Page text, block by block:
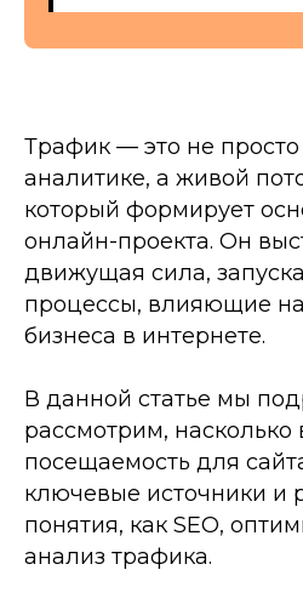
Трафик — это не просто
аналитике, а живой
который формирует
онлайн-проекта. Он
движущая сила,
процессы, влияющие
бизнеса в интернете.
В данной статье мы
рассмотрим, насколько
посещаемость для
ключевые источники и
понятия, как SEO,
анализ трафика.